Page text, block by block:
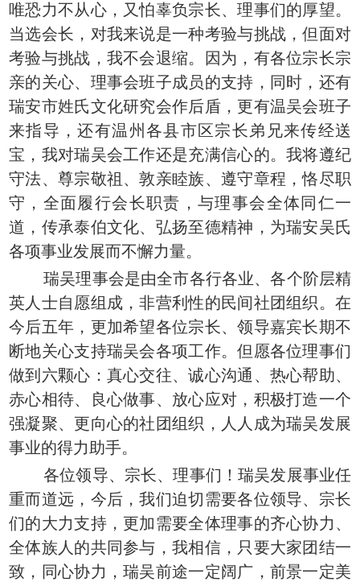
唯恐力不从心，又怕辜负宗长、理事们的厚望。
当选会长，对我来说是一种考验与挑战，但面对
考验与挑战，我不会退缩。因为，有各位宗长宗
亲的关心、理事会班子成员的支持，同时，还有
瑞安市姓氏文化研究会作后盾，更有温吴会班子
来指导，还有温州各县市区宗长弟兄来传经送
宝，我对瑞吴会工作还是充满信心的。我将遵纪
守法、尊宗敬祖、敦亲睦族、遵守章程，恪尽职
守，全面履行会长职责，与理事会全体同仁一
道，传承泰伯文化、弘扬至德精神，为瑞安吴氏
各项事业发展而不懈力量。
瑞吴理事会是由全市各行各业、各个阶层精
英人士自愿组成，非营利性的民间社团组织。在
今后五年，更加希望各位宗长、领导嘉宾长期不
断地关心支持瑞吴会各项工作。但愿各位理事们
做到六颗心：真心交往、诚心沟通、热心帮助、
赤心相待、良心做事、放心应对，积极打造一个
强凝聚、更向心的社团组织，人人成为瑞吴发展
事业的得力助手。
各位领导、宗长、理事们！瑞吴发展事业任
重而道远，今后，我们迫切需要各位领导、宗长
们的大力支持，更加需要全体理事的齐心协力、
全体族人的共同参与，我相信，只要大家团结一
致，同心协力，瑞吴前途一定阔广，前景一定美